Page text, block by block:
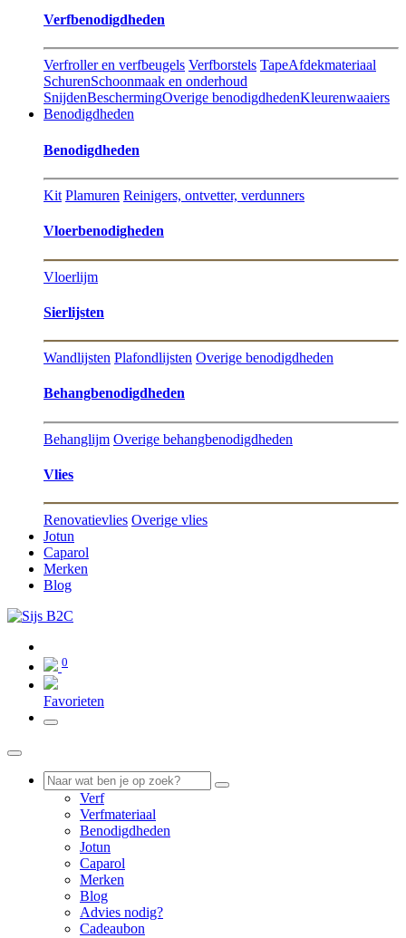
Verfbenodigdheden
Verfroller en verfbeugels Verfborstels TapeAfdekmateriaal
SchurenSchoonmaak en onderhoud
SnijdenBeschermingOverige benodigdhedenKleurenwaaiers
Benodigdheden
Benodigdheden
Kit Plamuren Reinigers, ontvetter, verdunners
Vloerbenodigheden
Vloerlijm
Sierlijsten
Wandlijsten Plafondlijsten Overige benodigdheden
Behangbenodigdheden
Behanglijm Overige behangbenodigdheden
Vlies
Renovatievlies Overige vlies
Jotun
Caparol
Merken
Blog
0
Favorieten
Verf
Verfmateriaal
Benodigdheden
Jotun
Caparol
Merken
Blog
Advies nodig?
Cadeaubon